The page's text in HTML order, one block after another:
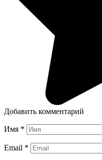
Добавить комментарий
Имя *
Email *